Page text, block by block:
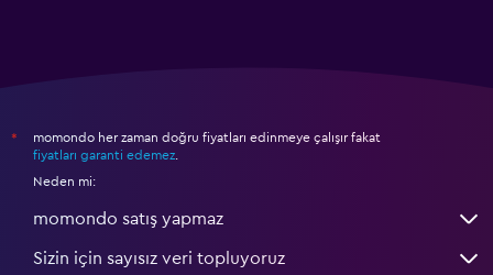
*
momondo her zaman doğru fiyatları edinmeye çalışır fakat
fiyatları garanti edemez.
Neden mi:
momondo satış yapmaz
Sizin için sayısız veri topluyoruz